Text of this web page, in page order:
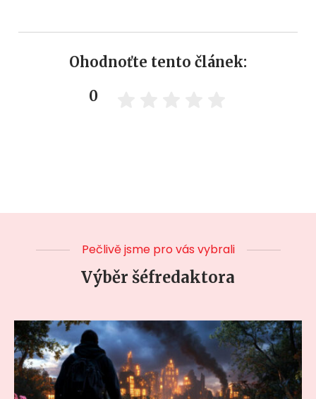
Ohodnoťte tento článek:
0
Pečlivě jsme pro vás vybrali
Výběr šéfredaktora